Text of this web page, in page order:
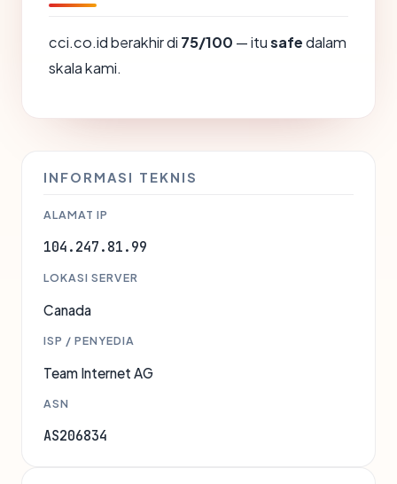
cci.co.id berakhir di 75/100 — itusafedalam
skala kami.
INFORMASI TEKNIS
ALAMAT IP
104.247.81.99
LOKASI SERVER
Canada
ISP / PENYEDIA
Team Internet AG
ASN
AS206834